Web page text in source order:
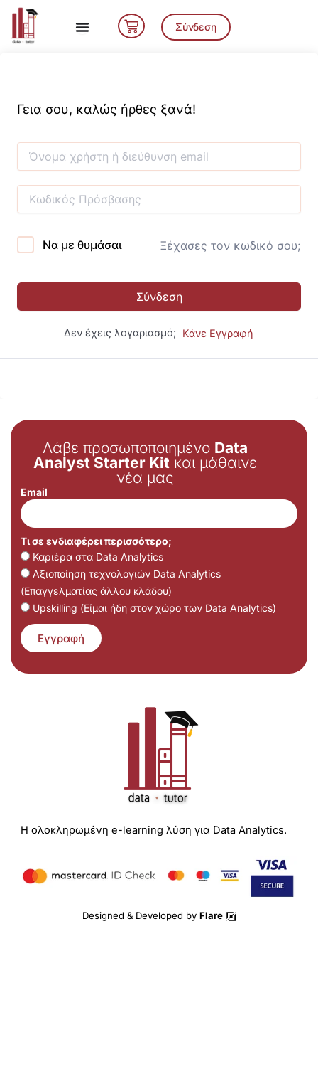
Μετάβαση
περιεχόμενο
Cart Σύνδεση
Γεια σου, καλώς ήρθες ξανά!
Να με θυμάσαι Ξέχασες τον κωδικό σου;
Σύνδεση
Δεν έχεις λογαριασμό; Κάνε Εγγραφή
Λάβε προσωποποιημένο Data
Analyst Starter Kit και μάθαινε
νέα μας
Email
Τι σε ενδιαφέρει περισσότερο;
Καριέρα στα Data Analytics
Αξιοποίηση τεχνολογιών Data Analytics
(Επαγγελματίας άλλου κλάδου)
Upskilling (Είμαι ήδη στον χώρο των Data Analytics)
Εγγραφή
Η ολοκληρωμένη e-learning λύση για Data Analytics.
Designed & Developed by Flare